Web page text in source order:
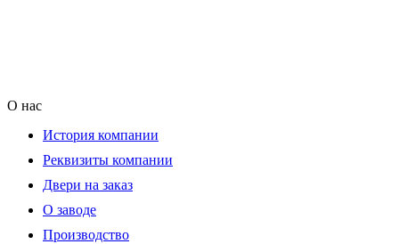
О нас
История компании
Реквизиты компании
Двери на заказ
О заводе
Производство